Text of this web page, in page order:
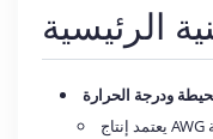
الرئيسية
يعتمد إنتاج AWG بشكل كبير على الرطوبة النسبية (RH).